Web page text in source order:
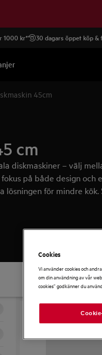
1000 kr* 30 dagars öppet köp
45cm
cm
diskmaskiner – välj
på både design
lösningen för mindre kök.
med en liten
Cookies
Vi använder cookies och
om din användning av vår
cookies” godkänner du